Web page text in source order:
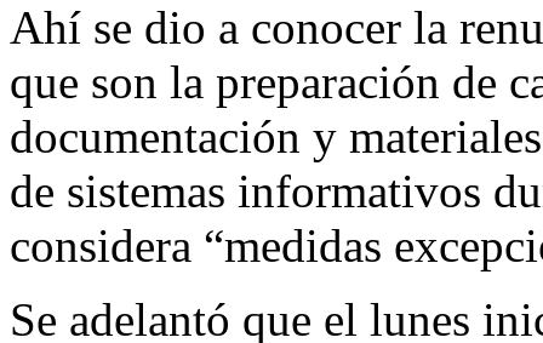
Ahí se dio a conocer la
que son la preparación de
documentación y
de sistemas informativos
considera “medidas
Se adelantó que el lunes